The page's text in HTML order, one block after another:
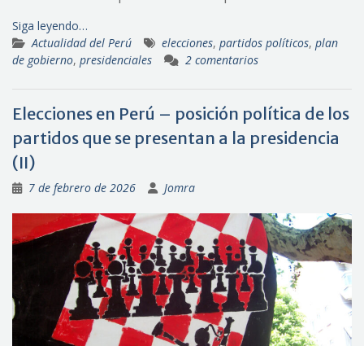
Siga leyendo…
Actualidad del Perú
elecciones, partidos políticos, plan
de gobierno, presidenciales 2 comentarios
Elecciones en Perú – posición política de los
partidos que se presentan a la presidencia
(II)
7 de febrero de 2026 Jomra